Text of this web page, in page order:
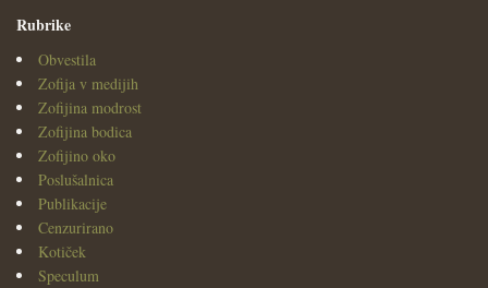
Rubrike
Obvestila
Zofija v medijih
Zofijina modrost
Zofijina bodica
Zofijino oko
Poslušalnica
Publikacije
Cenzurirano
Kotiček
Speculum